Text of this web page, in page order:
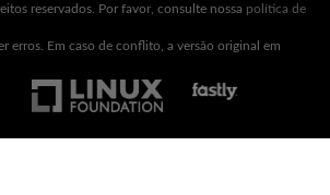
reservados. Por favor, consulte nossa política de
erros. Em caso de conflito, a versão original em